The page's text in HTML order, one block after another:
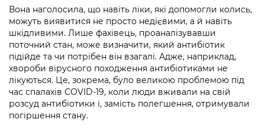
Промисловість і наука Києва
Підприємства, установи, організації
Kyiv International Relations
Річні звіти
Гендерна політика
Іноземцям / For foreigners
Пам'ятки культурної спадщини
Портал Захисників та Захисниць
Безбар'єрність
Портал послуг
адміністрації
«Ініціатива «Партнерство «Відкритий
Уряд» – місцевий рівень»
Важливе під час воєнного стану
публічну інформацію
Інформація для споживачів
Про відкриті дані
Портал даних Києва
Публічні дашборди
media
Вона наголосила, що навіть ліки, які допомогли колись,
можуть виявитися не просто недієвими, а й навіть
шкідливими. Лише фахівець, проаналізувавши
поточний стан, може визначити, який антибіотик
підійде та чи потрібен він взагалі. Адже, наприклад,
хвороби вірусного походження антибіотиками не
лікуються. Це, зокрема, було великою проблемою під
час спалахів COVID-19, коли люди вживали на свій
розсуд антибіотики і, замість полегшення, отримували
погіршення стану.